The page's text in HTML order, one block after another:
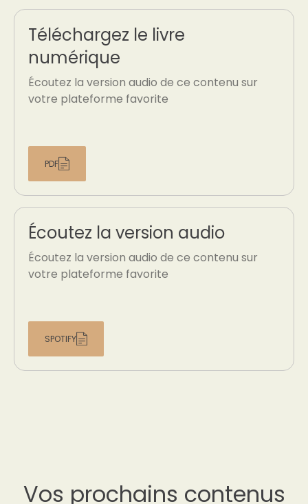
Téléchargez le livre
numérique
Écoutez la version audio de ce contenu sur
votre plateforme favorite
PDF
Écoutez la version audio
Écoutez la version audio de ce contenu sur
votre plateforme favorite
SPOTIFY
Vos prochains contenus